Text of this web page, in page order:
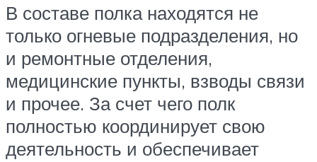
В составе полка находятся не
только огневые подразделения, но
и ремонтные отделения,
медицинские пункты, взводы связи
и прочее. За счет чего полк
полностью координирует свою
деятельность и обеспечивает